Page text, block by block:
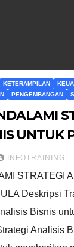
KETERAMPILAN
PENGEMBANGAN
UNTUK
INFOTRAINING
STRATEGI
Deskripsi
Bisnis
Analisis